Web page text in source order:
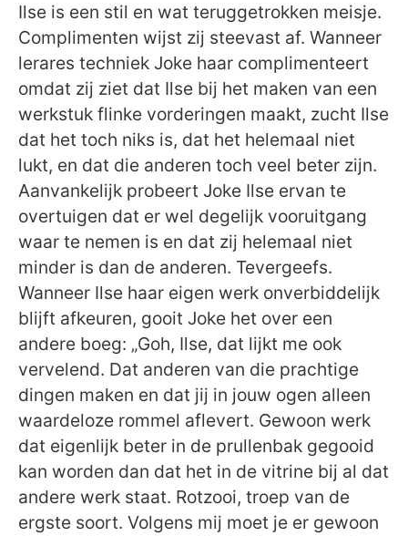
Ilse is een stil en wat teruggetrokken meisje.
Complimenten wijst zij steevast af. Wanneer
lerares techniek Joke haar complimenteert
omdat zij ziet dat Ilse bij het maken van een
werkstuk flinke vorderingen maakt, zucht Ilse
dat het toch niks is, dat het helemaal niet
lukt, en dat die anderen toch veel beter zijn.
Aanvankelijk probeert Joke Ilse ervan te
overtuigen dat er wel degelijk vooruitgang
waar te nemen is en dat zij helemaal niet
minder is dan de anderen. Tevergeefs.
Wanneer Ilse haar eigen werk onverbiddelijk
blijft afkeuren, gooit Joke het over een
andere boeg: „Goh, Ilse, dat lijkt me ook
vervelend. Dat anderen van die prachtige
dingen maken en dat jij in jouw ogen alleen
waardeloze rommel aflevert. Gewoon werk
dat eigenlijk beter in de prullenbak gegooid
kan worden dan dat het in de vitrine bij al dat
andere werk staat. Rotzooi, troep van de
ergste soort. Volgens mij moet je er gewoon